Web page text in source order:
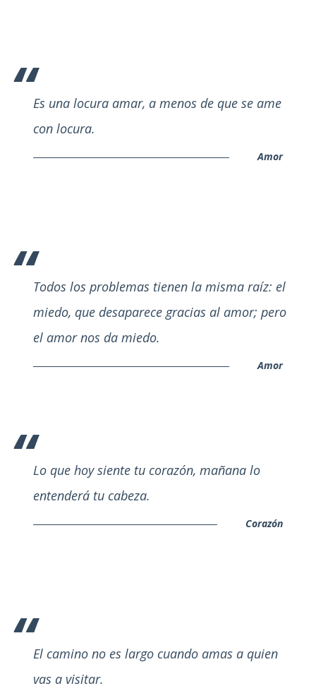
Es una locura amar, a menos de que se ame
con locura.
Amor
Todos los problemas tienen la misma raíz: el
miedo, que desaparece gracias al amor; pero
el amor nos da miedo.
Amor
Lo que hoy siente tu corazón, mañana lo
entenderá tu cabeza.
Corazón
El camino no es largo cuando amas a quien
vas a visitar.